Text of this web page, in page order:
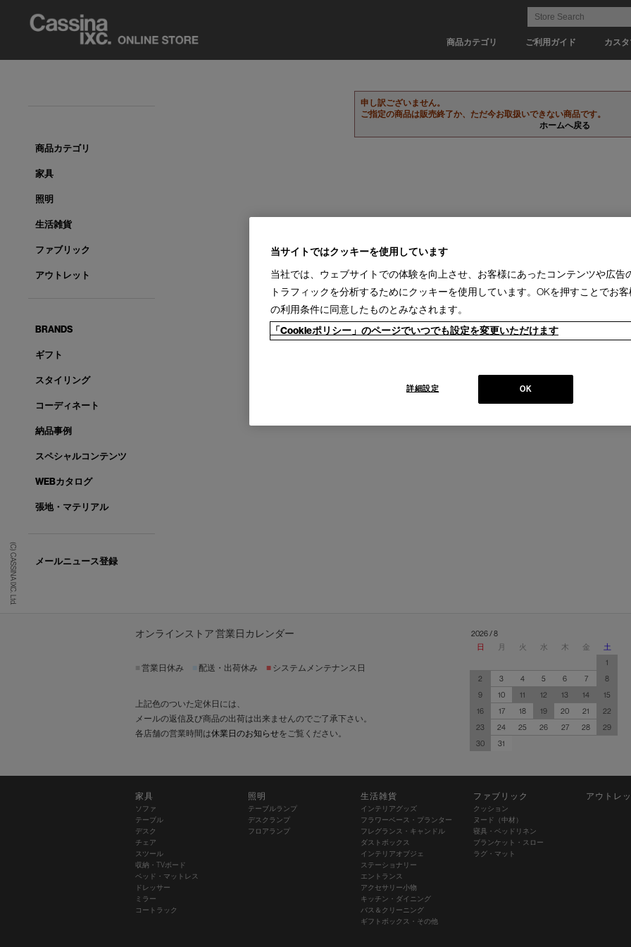
商品カテゴリ ご利用ガイド カス
(C) CASSINA IXC. Ltd.
申し訳ございません。
ご指定の商品は販売終了か、ただ今お取扱いできない商品です。
ホームへ戻る
商品カテゴリ
家具
照明
生活雑貨
ファブリック
アウトレット
BRANDS
ギフト
スタイリング
コーディネート
納品事例
スペシャルコンテンツ
WEBカタログ
張地・マテリアル
メールニュース登録
オンラインストア 営業日カレンダー
営業日休み 配送・出荷休み ■ システムメンテナンス日
上記色のついた定休日には、
メールの返信及び商品の出荷は出来ませんのでご了承下さい。
各店舗の営業時間は休業日のお知らせをご覧ください。
2026 / 8
日
月 火 水 木 金
土
1
2
3 4 5 6 7
8
9
10 11 12 13 14
15
16
17 18 19 20 21
22
23
24 25 26 27 28
29
30
31
家具
ソファ
テーブル
デスク
チェア
スツール
収納・TVボード
ベッド・マットレス
ドレッサー
ミラー
コートラック
照明
テーブルランプ
デスクランプ
フロアランプ
生活雑貨
インテリアグッズ
フラワーベース・プランター
フレグランス・キャンドル
ダストボックス
インテリアオブジェ
ステーショナリー
エントランス
アクセサリー小物
キッチン・ダイニング
バス＆クリーニング
ギフトボックス・その他
ファブリック
クッション
ヌード（中材）
寝具・ベッドリネン
ブランケット・スロー
ラグ・マット
アウトレ
当サイトではクッキーを使用しています
当社では、ウェブサイトでの体験を向上させ、お客様にあったコンテンツや広告
トラフィックを分析するためにクッキーを使用しています。OKを押すことでお
の利用条件に同意したものとみなされます。
「Cookieポリシー」のページでいつでも設定を変更いただけます
OK
詳細設定